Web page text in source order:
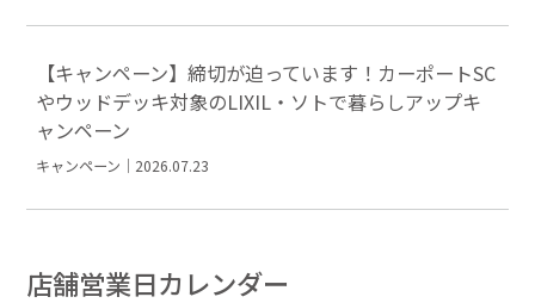
【キャンペーン】締切が迫っています！カーポートSC
やウッドデッキ対象のLIXIL・ソトで暮らしアップキ
ャンペーン
キャンペーン｜2026.07.23
店舗営業日カレンダー